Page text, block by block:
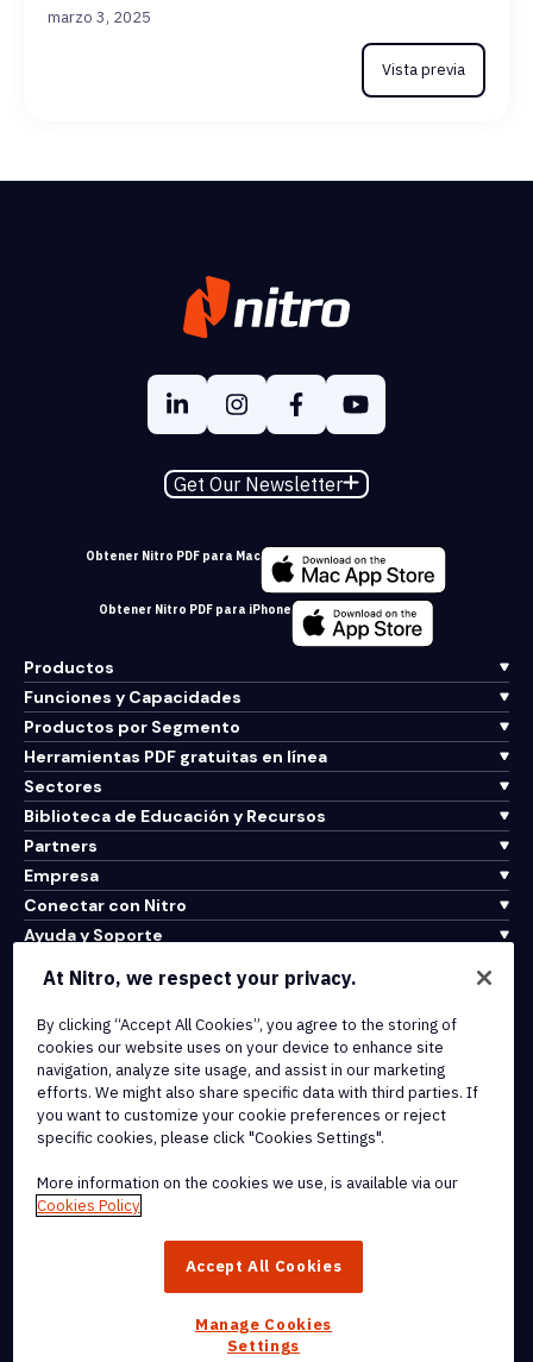
marzo 3, 2025
Vista previa
Get Our Newsletter
Obtener Nitro PDF para Mac
Obtener Nitro PDF para iPhone
Productos
Funciones y Capacidades
Productos por Segmento
Herramientas PDF gratuitas en línea
Sectores
Biblioteca de Educación y Recursos
Partners
Empresa
Conectar con Nitro
Ayuda y Soporte
Terms of Service
Cookie Policy
Copyright Policy
All Terms & Policies
trademarks, of Nitro Software, Inc. or its affiliates in the United
At Nitro, we respect your privacy.
By clicking “Accept All Cookies”, you agree to the storing of
cookies our website uses on your device to enhance site
navigation, analyze site usage, and assist in our marketing
efforts. We might also share specific data with third parties. If
you want to customize your cookie preferences or reject
specific cookies, please click "Cookies Settings".
More information on the cookies we use, is available via our
Cookies Policy
Accept All Cookies
Manage Cookies
Settings